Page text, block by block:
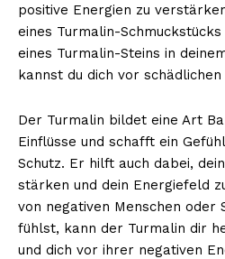
positive Energien zu
eines Turmalin-
eines Turmalin-Steins in
kannst du dich vor
Der Turmalin bildet eine Art
Einflüsse und schafft ein
Schutz. Er hilft auch dabei,
stärken und dein Energiefeld
von negativen Menschen oder
fühlst, kann der Turmalin dir
und dich vor ihrer negativen